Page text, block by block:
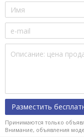
Разместить
Принимаются только
Внимание, объявления